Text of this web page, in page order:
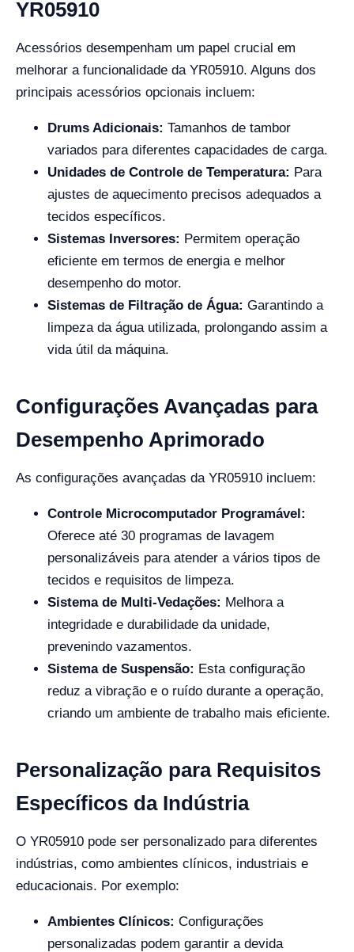
YR05910
Acessórios desempenham um papel crucial em
melhorar a funcionalidade da YR05910. Alguns dos
principais acessórios opcionais incluem:
Drums Adicionais: Tamanhos de tambor
variados para diferentes capacidades de carga.
Unidades de Controle de Temperatura: Para
ajustes de aquecimento precisos adequados a
tecidos específicos.
Sistemas Inversores: Permitem operação
eficiente em termos de energia e melhor
desempenho do motor.
Sistemas de Filtração de Água: Garantindo a
limpeza da água utilizada, prolongando assim a
vida útil da máquina.
Configurações Avançadas para
Desempenho Aprimorado
As configurações avançadas da YR05910 incluem:
Controle Microcomputador Programável:
Oferece até 30 programas de lavagem
personalizáveis para atender a vários tipos de
tecidos e requisitos de limpeza.
Sistema de Multi-Vedações: Melhora a
integridade e durabilidade da unidade,
prevenindo vazamentos.
Sistema de Suspensão: Esta configuração
reduz a vibração e o ruído durante a operação,
criando um ambiente de trabalho mais eficiente.
Personalização para Requisitos
Específicos da Indústria
O YR05910 pode ser personalizado para diferentes
indústrias, como ambientes clínicos, industriais e
educacionais. Por exemplo:
Ambientes Clínicos: Configurações
personalizadas podem garantir a devida